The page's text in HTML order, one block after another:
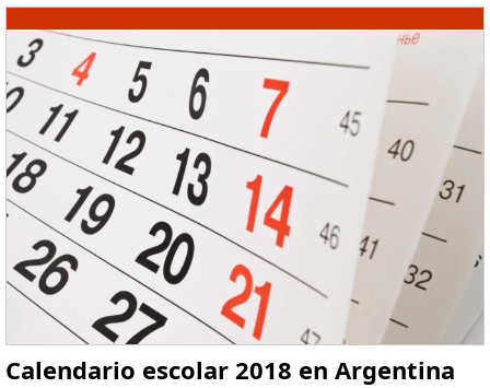
Calendario escolar 2018 en Argentina